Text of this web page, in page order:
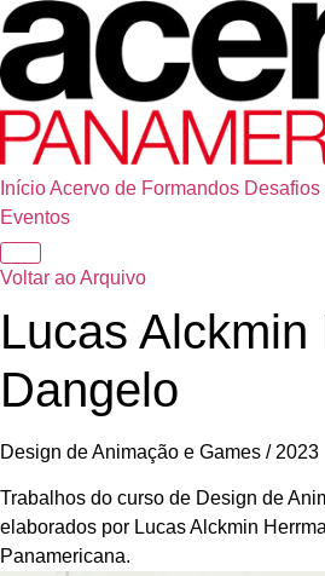
InícioAcervo de Formandos Desafios
Eventos
Voltar ao Arquivo
Lucas Alckmin
Dangelo
Design de Animação e Games / 2023
Trabalhos do curso de Design de
elaborados por Lucas Alckmin
Panamericana.